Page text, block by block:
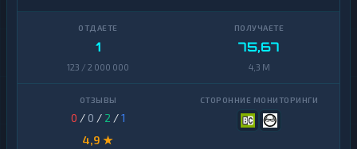
1
123 / 2 000 000
75,67
4,3 M
0 / 0 / 2 /1
4,9 ★